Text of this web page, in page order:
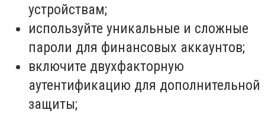
устройствам;
используйте уникальные и сложные
пароли для финансовых аккаунтов;
включите двухфакторную
аутентификацию для дополнительной
защиты;